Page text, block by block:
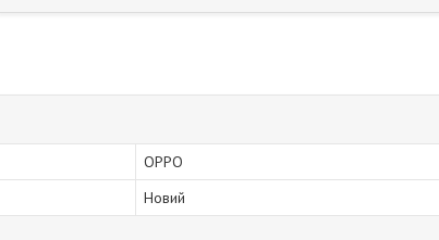
OPPO
Новий